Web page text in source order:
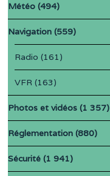
Météo (494)
Navigation (559)
Radio (161)
VFR (163)
Photos et vidéos (1 357)
Réglementation (880)
Sécurité (1 941)